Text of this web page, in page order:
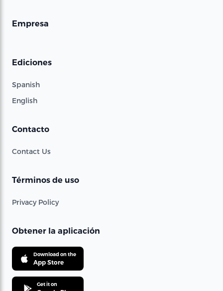
Empresa
Ediciones
Spanish
English
Contacto
Contact Us
Términos de uso
Privacy Policy
Obtener la aplicación
Download on the
App Store
Get it on